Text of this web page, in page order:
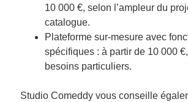
10 000 €, selon l’ampleur du
catalogue.
Plateforme sur-mesure avec
spécifiques : à partir de 10 000
besoins particuliers.
Studio Comeddy vous conseille